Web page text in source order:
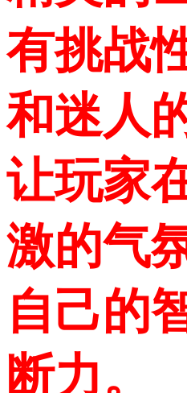
有挑战
和迷人
让玩家
激的气
自己的
断力。